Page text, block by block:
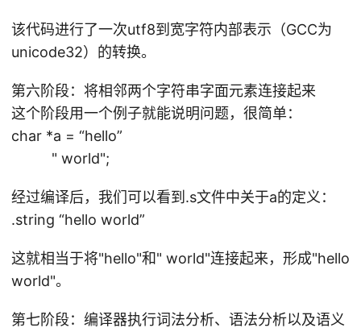
该代码进行了一次utf8到宽字符内部表示（GCC为
unicode32）的转换。
第六阶段：将相邻两个字符串字面元素连接起来
这个阶段用一个例子就能说明问题，很简单：
char *a = “hello”
" world";
经过编译后，我们可以看到.s文件中关于a的定义：
.string “hello world”
这就相当于将"hello"和" world"连接起来，形成"hello
world"。
第七阶段：编译器执行词法分析、语法分析以及语义